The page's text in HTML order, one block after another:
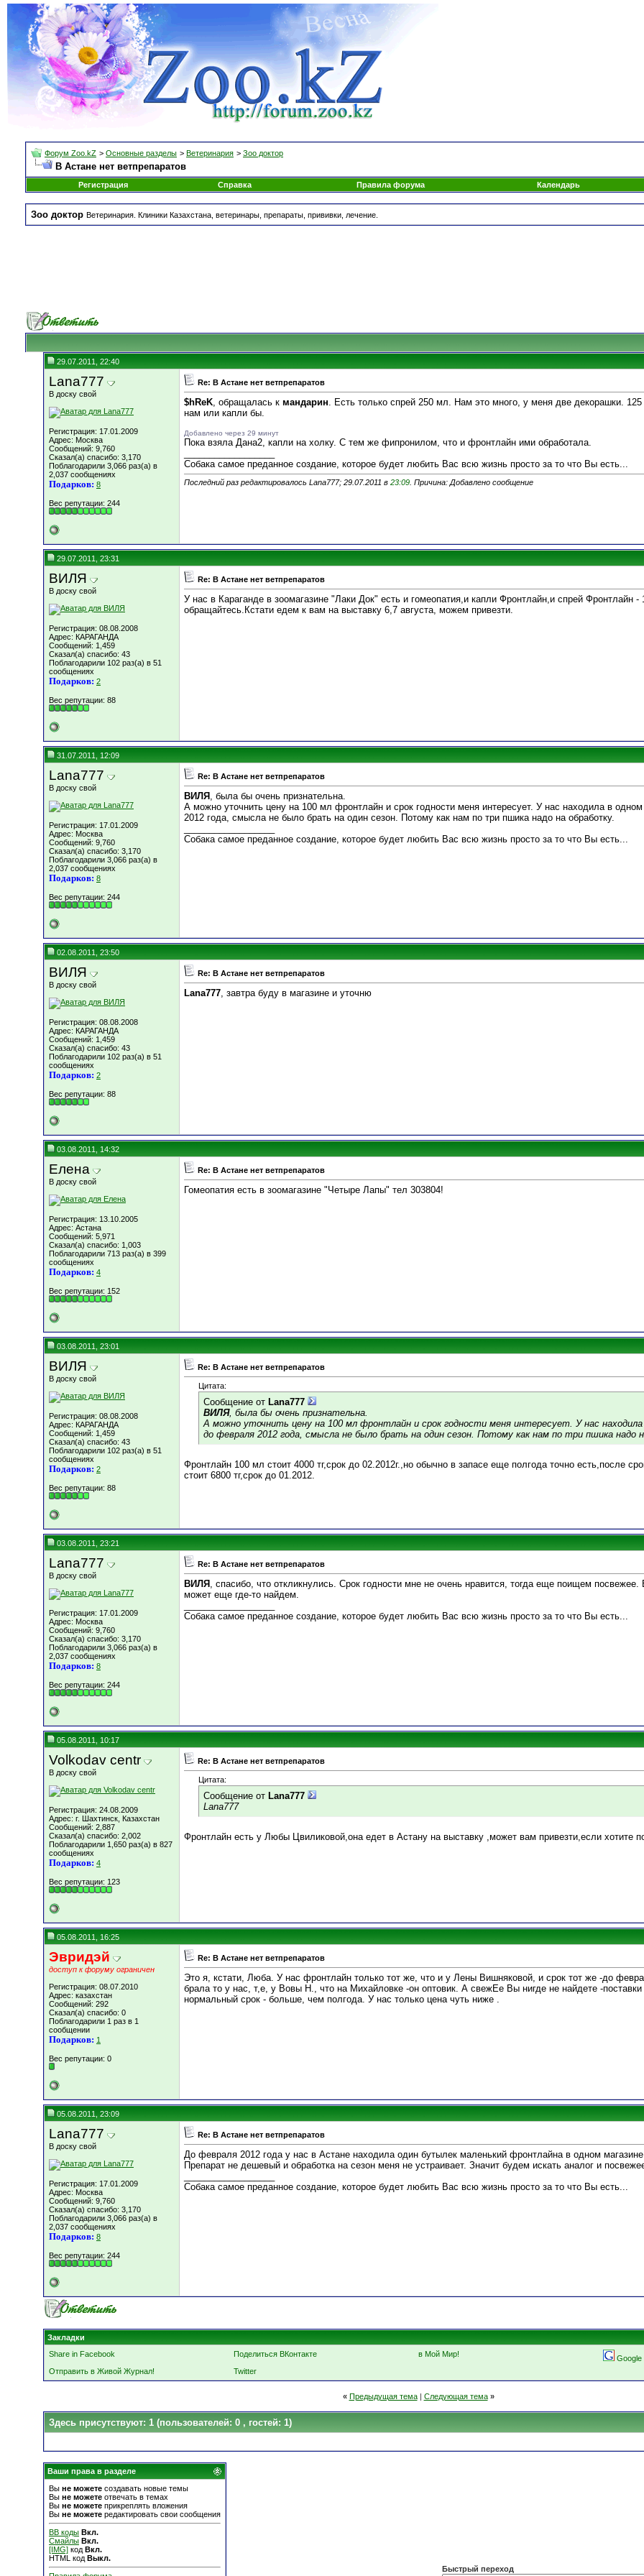
Форум Zoo.kZ > Основные разделы > Ветеринария > Зоо доктор
В Астане нет ветпрепаратов
Регистрация Справка Правила форума Календарь
Зоо доктор Ветеринария. Клиники Казахстана, ветеринары, препараты, прививки, лечение.
29.07.2011, 22:40
Lana777
В доску свой
Регистрация: 17.01.2009
Адрес: Москва
Сообщений: 9,760
Сказал(а) спасибо: 3,170
Поблагодарили 3,066 раз(а) в
2,037 сообщениях
Подарков: 8
Вес репутации: 244
Re: В Астане нет ветпрепаратов
$hReK, обращалась к мандарин. Есть только спрей 250 мл. Нам это много, у меня две декорашки.
нам или капли бы.
Добавлено через 29 минут
Пока взяла Дана2, капли на холку. С тем же фипронилом, что и фронтлайн ими обработала.
Собака самое преданное создание, которое будет любить Вас всю жизнь просто за то что Вы есть...
Последний раз редактировалось Lana777; 29.07.2011 в 23:09 . Причина: Добавлено сообщение
29.07.2011, 23:31
ВИЛЯ
В доску свой
Регистрация: 08.08.2008
Адрес: КАРАГАНДА
Сообщений: 1,459
Сказал(а) спасибо: 43
Поблагодарили 102 раз(а) в 51
сообщениях
Подарков: 2
Вес репутации: 88
Re: В Астане нет ветпрепаратов
У нас в Караганде в зоомагазине "Лаки Док" есть и гомеопатия,и капли Фронтлайн,и спрей Фронтлайн -
обращайтесь.Кстати едем к вам на выставку 6,7 августа, можем привезти.
31.07.2011, 12:09
Lana777
В доску свой
Регистрация: 17.01.2009
Адрес: Москва
Сообщений: 9,760
Сказал(а) спасибо: 3,170
Поблагодарили 3,066 раз(а) в
2,037 сообщениях
Подарков: 8
Вес репутации: 244
Re: В Астане нет ветпрепаратов
ВИЛЯ , была бы очень признательна.
А можно уточнить цену на 100 мл фронтлайн и срок годности меня интересует. У нас находила в
2012 года, смысла не было брать на один сезон. Потому как нам по три пшика надо на обработку.
Собака самое преданное создание, которое будет любить Вас всю жизнь просто за то что Вы есть...
02.08.2011, 23:50
ВИЛЯ
В доску свой
Регистрация: 08.08.2008
Адрес: КАРАГАНДА
Сообщений: 1,459
Сказал(а) спасибо: 43
Поблагодарили 102 раз(а) в 51
сообщениях
Подарков: 2
Вес репутации: 88
Re: В Астане нет ветпрепаратов
Lana777, завтра буду в магазине и уточню
03.08.2011, 14:32
Елена
В доску свой
Регистрация: 13.10.2005
Адрес: Астана
Сообщений: 5,971
Сказал(а) спасибо: 1,003
Поблагодарили 713 раз(а) в 399
сообщениях
Подарков: 4
Вес репутации: 152
Re: В Астане нет ветпрепаратов
Гомеопатия есть в зоомагазине "Четыре Лапы" тел 303804!
03.08.2011, 23:01
ВИЛЯ
В доску свой
Регистрация: 08.08.2008
Адрес: КАРАГАНДА
Сообщений: 1,459
Сказал(а) спасибо: 43
Поблагодарили 102 раз(а) в 51
сообщениях
Подарков: 2
Вес репутации: 88
Re: В Астане нет ветпрепаратов
Цитата:
Сообщение от Lana777
ВИЛЯ, была бы очень признательна.
А можно уточнить цену на 100 мл фронтлайн и срок годности меня интересует. У нас находила
до февраля 2012 года, смысла не было брать на один сезон. Потому как нам по три пшика надо
Фронтлайн 100 мл стоит 4000 тг,срок до 02.2012г.,но обычно в запасе еще полгода точно есть,после
стоит 6800 тг,срок до 01.2012.
03.08.2011, 23:21
Lana777
В доску свой
Регистрация: 17.01.2009
Адрес: Москва
Сообщений: 9,760
Сказал(а) спасибо: 3,170
Поблагодарили 3,066 раз(а) в
2,037 сообщениях
Подарков: 8
Вес репутации: 244
Re: В Астане нет ветпрепаратов
ВИЛЯ , спасибо, что откликнулись. Срок годности мне не очень нравится, тогда еще поищем
может еще где-то найдем.
Собака самое преданное создание, которое будет любить Вас всю жизнь просто за то что Вы есть...
05.08.2011, 10:17
Volkodav centr
В доску свой
Регистрация: 24.08.2009
Адрес: г. Шахтинск, Казахстан
Сообщений: 2,887
Сказал(а) спасибо: 2,002
Поблагодарили 1,650 раз(а) в 827
сообщениях
Подарков: 4
Вес репутации: 123
Re: В Астане нет ветпрепаратов
Цитата:
Сообщение от Lana777
Lana777
Фронтлайн есть у Любы Цвиликовой,она едет в Астану на выставку ,может вам привезти,если хотите
05.08.2011, 16:25
Эвридэй
доступ к форуму ограничен
Регистрация: 08.07.2010
Адрес: казахстан
Сообщений: 292
Сказал(а) спасибо: 0
Поблагодарили 1 раз в 1
сообщении
Подарков: 1
Вес репутации: 0
Re: В Астане нет ветпрепаратов
Это я, кстати, Люба. У нас фронтлайн только тот же, что и у Лены Вишняковой, и срок тот же -до
брала то у нас, т,е, у Вовы Н., что на Михайловке -он оптовик. А свежЕе Вы нигде не найдете -
нормальный срок - больше, чем полгода. У нас только цена чуть ниже .
05.08.2011, 23:09
Lana777
В доску свой
Регистрация: 17.01.2009
Адрес: Москва
Сообщений: 9,760
Сказал(а) спасибо: 3,170
Поблагодарили 3,066 раз(а) в
2,037 сообщениях
Подарков: 8
Вес репутации: 244
Re: В Астане нет ветпрепаратов
До февраля 2012 года у нас в Астане находила один бутылек маленький фронтлайна в одном
Препарат не дешевый и обработка на сезон меня не устраивает. Значит будем искать аналог и
Собака самое преданное создание, которое будет любить Вас всю жизнь просто за то что Вы есть...
Закладки
Share in Facebook
Поделиться ВКонтакте в Мой Мир!
Google
Отправить в Живой Журнал!
Twitter
« Предыдущая тема| Следующая тема »
Здесь присутствуют: 1 (пользователей: 0 , гостей: 1)
Ваши права в разделе
Вы не можете создавать новые темы
Вы не можете отвечать в темах
Вы не можете прикреплять вложения
Вы не можете редактировать свои сообщения
BB коды Вкл.
Смайлы Вкл.
[IMG] код Вкл.
HTML код Выкл.
Быстрый переход